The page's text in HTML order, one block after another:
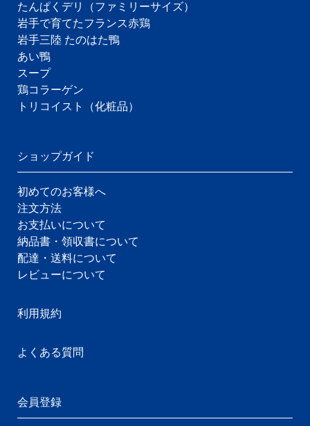
たんぱくデリ（ファミリーサイズ）
岩手で育てたフランス赤鶏
岩手三陸 たのはた鴨
あい鴨
スープ
鶏コラーゲン
トリコイスト（化粧品）
ショップガイド
初めてのお客様へ
注文方法
お支払いについて
納品書・領収書について
配達・送料について
レビューについて
利用規約
よくある質問
会員登録